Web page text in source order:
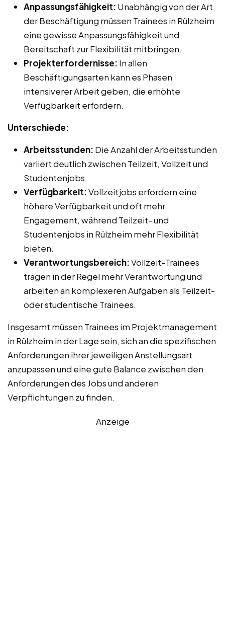
Anpassungsfähigkeit: Unabhängig von der Art
der Beschäftigung müssen Trainees in Rülzheim
eine gewisse Anpassungsfähigkeit und
Bereitschaft zur Flexibilität mitbringen.
Projekterfordernisse: In allen
Beschäftigungsarten kann es Phasen
intensiverer Arbeit geben, die erhöhte
Verfügbarkeit erfordern.
Unterschiede:
Arbeitsstunden: Die Anzahl der Arbeitsstunden
variiert deutlich zwischen Teilzeit, Vollzeit und
Studentenjobs.
Verfügbarkeit:Vollzeitjobs erfordern eine
höhere Verfügbarkeit und oft mehr
Engagement, während Teilzeit- und
Studentenjobs in Rülzheim mehr Flexibilität
bieten.
Verantwortungsbereich:Vollzeit-Trainees
tragen in der Regel mehr Verantwortung und
arbeiten an komplexeren Aufgaben als Teilzeit-
oder studentische Trainees.
Insgesamt müssen Trainees im Projektmanagement
in Rülzheim in der Lage sein, sich an die spezifischen
Anforderungen ihrer jeweiligen Anstellungsart
anzupassen und eine gute Balance zwischen den
Anforderungen des Jobs und anderen
Verpflichtungen zu finden.
Anzeige